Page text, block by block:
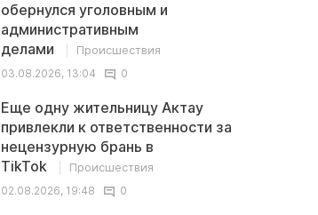
обернулся уголовным и
административным
делами
Происшествия
03.08.2026, 13:04
0
Еще одну жительницу Актау
привлекли к ответственности за
нецензурную брань в
TikTok
Происшествия
02.08.2026, 19:48
0